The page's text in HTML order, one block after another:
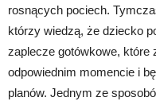
rosnących pociech.
którzy wiedzą, że dziecko
zaplecze gotówkowe, które
odpowiednim momencie i
planów. Jednym ze